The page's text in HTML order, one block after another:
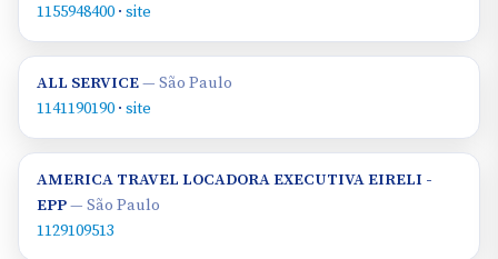
1155948400 · site
ALL SERVICE— São Paulo
1141190190 · site
AMERICA TRAVEL LOCADORA EXECUTIVA EIRELI -
EPP— São Paulo
1129109513